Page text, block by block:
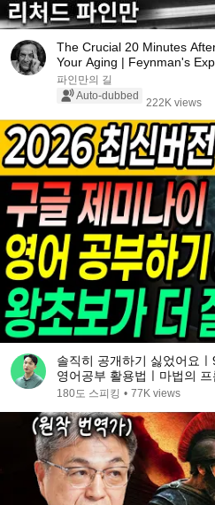
The Crucial 20 Minutes
Your Aging | Feynman's
파인만의 길
Auto-dubbed
222K views
솔직히 공개하기 싫었어요
영어공부 활용법ㅣ마법의
180도 스피킹 • 77K views